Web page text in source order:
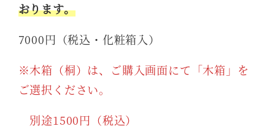
おります。
7000円（税込・化粧箱入）
※木箱（桐）は、ご購入画面にて「木箱」を
ご選択ください。
別途1500円（税込）